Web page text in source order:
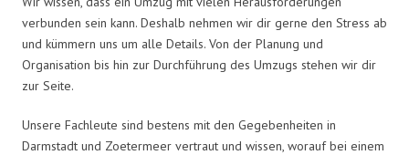
verbunden sein kann. Deshalb nehmen wir dir gerne den Stress ab
und kümmern uns um alle Details. Von der Planung und
Organisation bis hin zur Durchführung des Umzugs stehen wir dir
zur Seite.
Unsere Fachleute sind bestens mit den Gegebenheiten in
Darmstadt und Zoetermeer vertraut und wissen, worauf bei einem